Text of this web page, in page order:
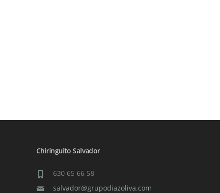
Chiringuito Salvador
630 65 66 58
salvador@grupodiazoliva.com